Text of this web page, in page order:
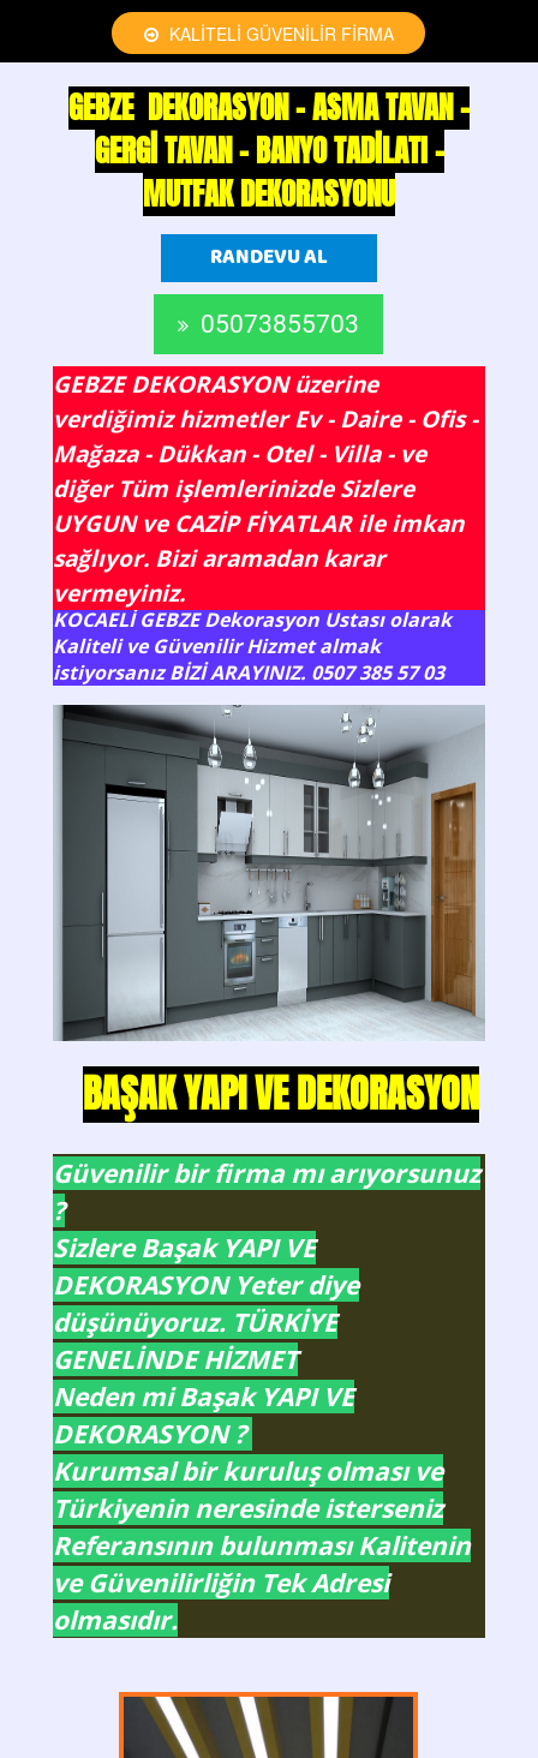
KALİTELİ GÜVENİLİR FİRMA
GEBZE DEKORASYON - ASMA TAVAN -
GERGİ TAVAN - BANYO TADİLATI -
MUTFAK DEKORASYONU
KOCAELİ GEBZE Dekorasyon Ustası olarak
Kaliteli ve Güvenilir Hizmet almak
istiyorsanız BİZİ ARAYINIZ. 0507 385 57 03
GEBZE DEKORASYON üzerine
verdiğimiz hizmetler Ev - Daire - Ofis -
Mağaza - Dükkan - Otel - Villa - ve
diğer Tüm işlemlerinizde Sizlere
UYGUN ve CAZİP FİYATLAR ile imkan
sağlıyor. Bizi aramadan karar
vermeyiniz.
BAŞAK YAPI VE DEKORASYON
Güvenilir bir firma mı arıyorsunuz
?
Sizlere Başak YAPI VE
DEKORASYON Yeter diye
düşünüyoruz. TÜRKİYE
GENELİNDE HİZMET
Neden mi Başak YAPI VE
DEKORASYON ?
Kurumsal bir kuruluş olması ve
Türkiyenin neresinde isterseniz
Referansının bulunması Kalitenin
ve Güvenilirliğin Tek Adresi
olmasıdır.
05073855703
RANDEVU AL